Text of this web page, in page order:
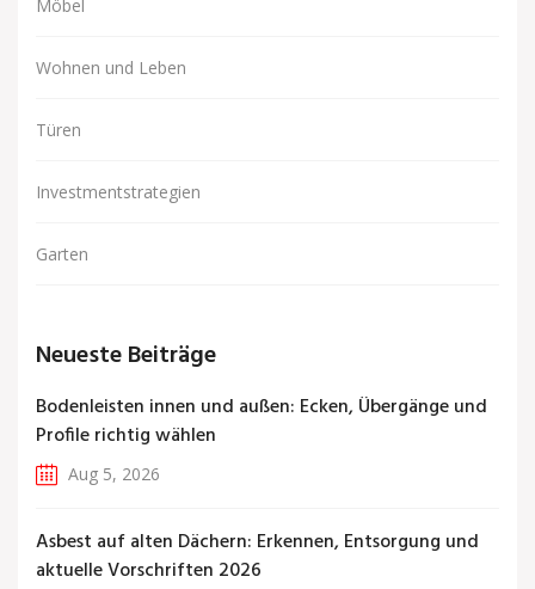
Möbel
Wohnen und Leben
Türen
Investmentstrategien
Garten
Neueste Beiträge
Bodenleisten innen und außen: Ecken, Übergänge und
Profile richtig wählen
Aug 5, 2026
Asbest auf alten Dächern: Erkennen, Entsorgung und
aktuelle Vorschriften 2026